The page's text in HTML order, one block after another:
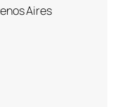
Aires